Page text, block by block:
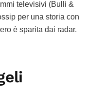
televisivi (Bulli &
per una storia con
è sparita dai radar.